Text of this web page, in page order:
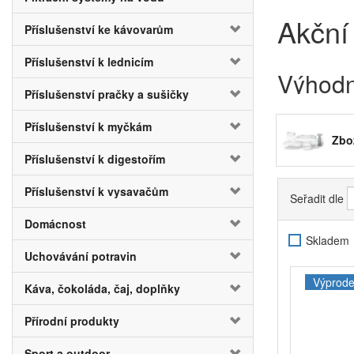
Příslušenství ke kávovarům
Příslušenství k lednicím
Příslušenství pračky a sušičky
Příslušenství k myčkám
Příslušenství k digestořím
Příslušenství k vysavačům
Domácnost
Uchovávání potravin
Káva, čokoláda, čaj, doplňky
Přírodní produkty
Chcete
ceny. Ať už
sortimentu. V
praktické
nerozbalené
Levnější
Využít
dlouhou
Nabídka se
Seřadit dle
Skladem